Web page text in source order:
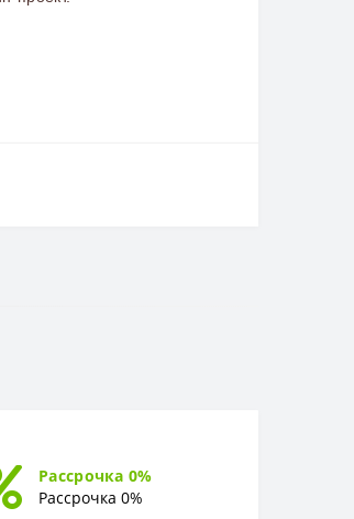
Рассрочка 0%
Рассрочка 0%